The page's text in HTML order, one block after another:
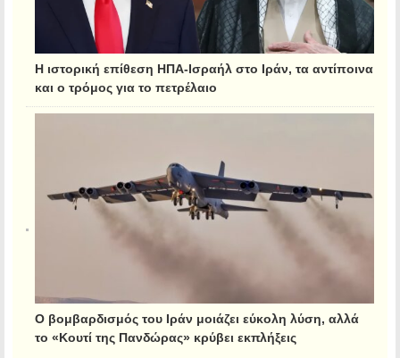
Η ιστορική επίθεση ΗΠΑ-Ισραήλ στο Ιράν, τα αντίποινα
και ο τρόμος για το πετρέλαιο
Ο βομβαρδισμός του Ιράν μοιάζει εύκολη λύση, αλλά
το «Κουτί της Πανδώρας» κρύβει εκπλήξεις